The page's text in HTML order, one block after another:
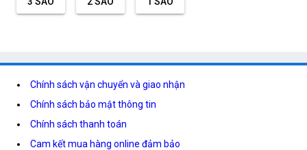
Chính sách vận chuyển và giao nhận
Chính sách bảo mật thông tin
Chính sách thanh toán
Cam kết mua hàng online đảm bảo